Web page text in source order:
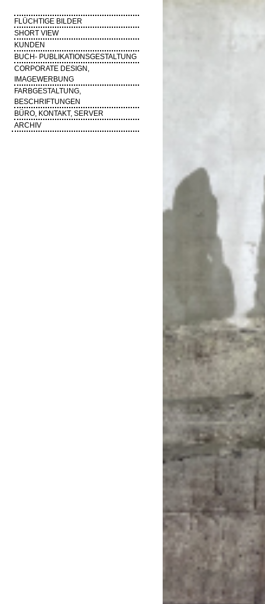
FLÜCHTIGE BILDER
SHORT VIEW
KUNDEN
BUCH- PUBLIKATIONSGESTALTUNG
CORPORATE DESIGN,
IMAGEWERBUNG
FARBGESTALTUNG,
BESCHRIFTUNGEN
BÜRO, KONTAKT, SERVER
ARCHIV